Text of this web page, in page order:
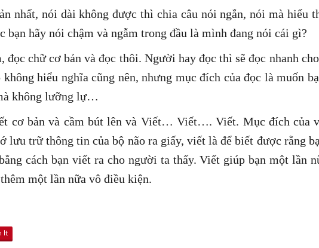
nhất, nói dài không được thì chia câu nói ngắn, nói mà hiểu
bạn hãy nói chậm và ngẫm trong đầu là mình đang nói cái gì?
đọc chữ cơ bản và đọc thôi. Người hay đọc thì sẽ đọc nhanh
hiểu nghĩa cũng nên, nhưng mục đích của đọc là muốn
không lưỡng lự…
cơ bản và cầm bút lên và Viết… Viết…. Viết. Mục đích của
lưu trữ thông tin của bộ não ra giấy, viết là để biết được rằng
cách bạn viết ra cho người ta thấy. Viết giúp bạn một lần
một lần nữa vô điều kiện.
It